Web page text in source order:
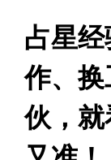
占星
作、
伙，